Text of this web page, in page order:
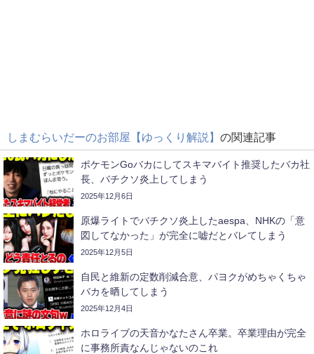
しまむらいだーのお部屋【ゆっくり解説】 の関連記事
ポケモンGoバカにしてスキマバイト推奨したバカ社
長、バチクソ炎上してしまう
2025年12月6日
原爆ライトでバチクソ炎上したaespa、NHKの「意
図してなかった」が完全に嘘だとバレてしまう
2025年12月5日
自民と維新の定数削減合意、パヨクがめちゃくちゃ
バカを晒してしまう
2025年12月4日
ホロライブの天音かなたさん卒業。卒業理由が完全
に事務所責なんじゃないのこれ